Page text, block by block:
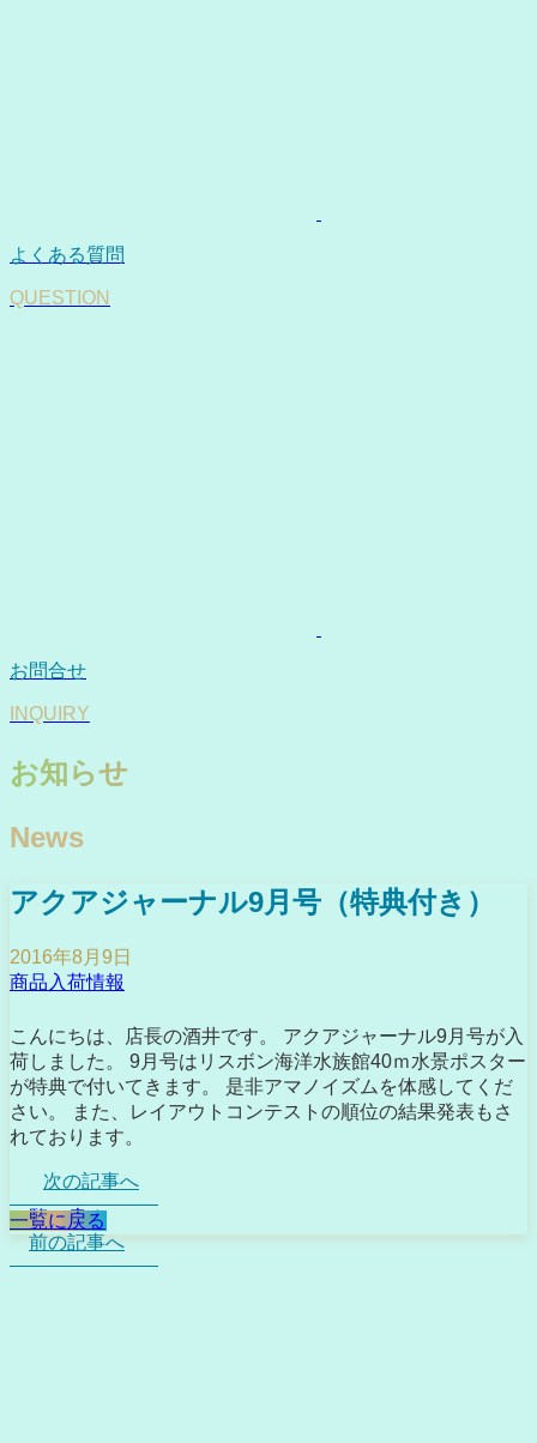
よくある質問
QUESTION
お問合せ
INQUIRY
お知らせ
News
アクアジャーナル9月号（特典付き）
2016年8月9日
商品入荷情報
こんにちは、店長の酒井です。 アクアジャーナル9月号が入
荷しました。 9月号はリスボン海洋水族館40ｍ水景ポスター
が特典で付いてきます。 是非アマノイズムを体感してくだ
さい。 また、レイアウトコンテストの順位の結果発表もさ
れております。
次の記事へ
一覧に戻る
前の記事へ
一覧に戻る